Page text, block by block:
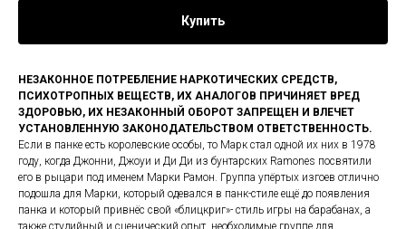
Купить
НЕЗАКОННОЕ ПОТРЕБЛЕНИЕ НАРКОТИЧЕСКИХ СРЕДСТВ,
ПСИХОТРОПНЫХ ВЕЩЕСТВ, ИХ АНАЛОГОВ ПРИЧИНЯЕТ ВРЕД
ЗДОРОВЬЮ, ИХ НЕЗАКОННЫЙ ОБОРОТ ЗАПРЕЩЕН И ВЛЕЧЕТ
УСТАНОВЛЕННУЮ ЗАКОНОДАТЕЛЬСТВОМ ОТВЕТСТВЕННОСТЬ.
Если в панке есть королевские особы, то Марк стал одной их них в 1978
году, когда Джонни, Джоуи и Ди Ди из бунтарских Ramones посвятили
его в рыцари под именем Марки Рамон. Группа упёртых изгоев отлично
подошла для Марки, который одевался в панк-стиле ещё до появления
панка и который привнёс свой «блицкриг»- стиль игры на барабанах, а
также студийный и сценический опыт, необходимые группе для